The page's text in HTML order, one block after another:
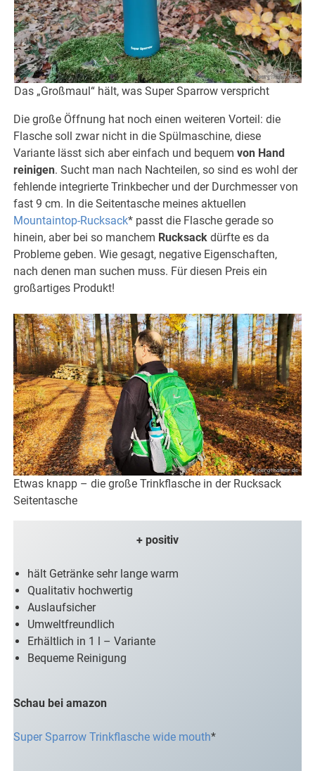
Das „Großmaul“ hält, was Super Sparrow verspricht
Die große Öffnung hat noch einen weiteren Vorteil: die
Flasche soll zwar nicht in die Spülmaschine, diese
Variante lässt sich aber einfach und bequemvon Hand
reinigen. Sucht man nach Nachteilen, so sind es wohl der
fehlende integrierte Trinkbecher und der Durchmesser von
fast 9 cm. In die Seitentasche meines aktuellen
Mountaintop-Rucksack* passt die Flasche gerade so
hinein, aber bei so manchem Rucksack dürfte es da
Probleme geben. Wie gesagt, negative Eigenschaften,
nach denen man suchen muss. Für diesen Preis ein
großartiges Produkt!
Etwas knapp – die große Trinkflasche in der Rucksack
Seitentasche
+ positiv
hält Getränke sehr lange warm
Qualitativ hochwertig
Auslaufsicher
Umweltfreundlich
Erhältlich in 1 l – Variante
Bequeme Reinigung
Schau bei amazon
Super Sparrow Trinkflasche wide mouth*